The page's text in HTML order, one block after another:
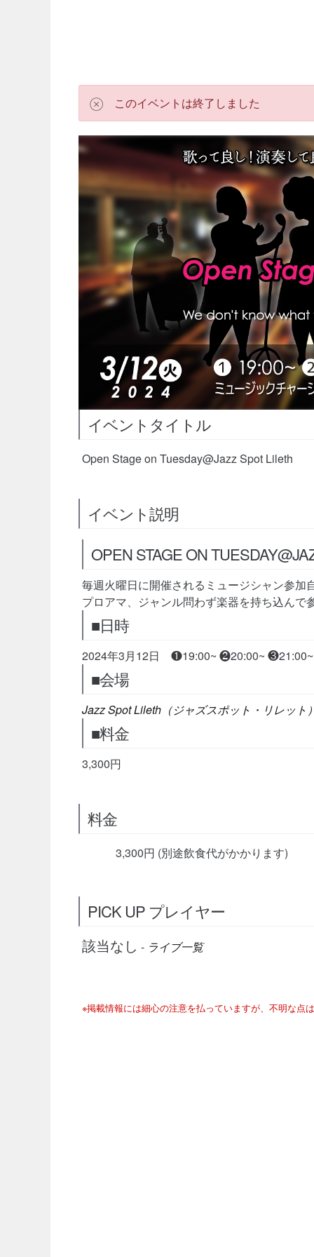
このイベントは終了しました
イベントタイトル
Open Stage on Tuesday@Jazz Spot Lileth
イベント説明
OPEN STAGE ON
毎週火曜日に開催されるミュージシャン参加
プロアマ、ジャンル問わず楽器を持ち込んで
■日時
2024年3月12日 ❶19:00~ ❷20:00~ ❸21:00~
■会場
Jazz Spot Lileth（ジャズスポット・リレット
■料金
3,300円
料金
3,300円 (別途飲食代がかかります)
PICK UP プレイヤー
該当なし - ライブ一覧
※掲載情報には細心の注意を払っていますが、不明な点